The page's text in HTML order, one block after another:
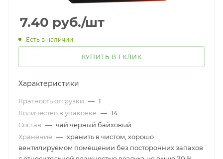
7.40 руб./шт
Есть в наличии
КУПИТЬ В 1 КЛИК
Характеристики
Кратность отгрузки — 1
Количество в упаковке — 14
Состав — чай черный байховый.
Хранение — хранить в чистом, хорошо
вентилируемом помещении без посторонних запахов